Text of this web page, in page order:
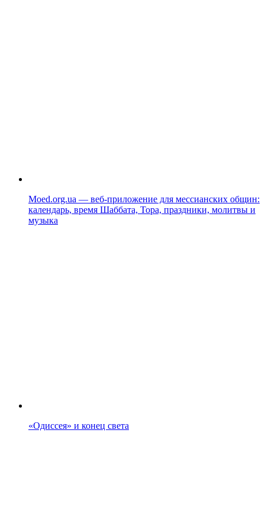
Moed.org.ua — веб-приложение для мессианских общин:
календарь, время Шаббата, Тора, праздники, молитвы и
музыка
«Одиссея» и конец света